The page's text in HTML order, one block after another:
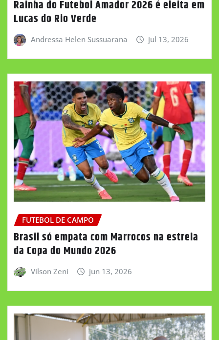
Rainha do Futebol Amador 2026 é eleita em
Lucas do Rio Verde
Andressa Helen Sussuarana jul 13, 2026
FUTEBOL DE CAMPO
Brasil só empata com Marrocos na estreia
da Copa do Mundo 2026
Vilson Zeni jun 13, 2026